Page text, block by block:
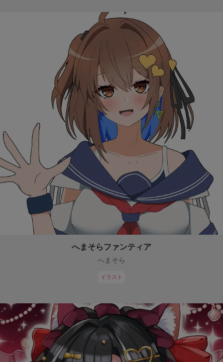
へまそらファンティア
へまそら
イラスト